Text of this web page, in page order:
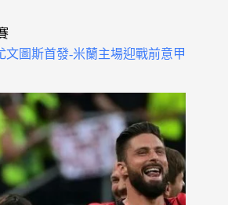
文圖斯首發-米蘭主場迎戰前意甲